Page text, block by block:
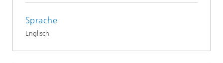
Sprache
Englisch